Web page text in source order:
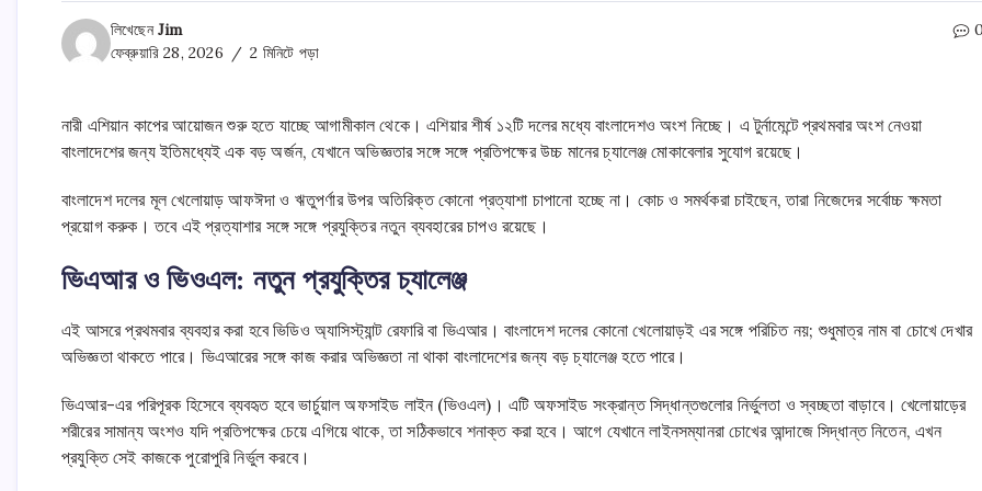
লিখেছেনJim
ফেব্রুয়ারি 28, 2026
2 মিনিটে পড়া
নারী এশিয়ান কাপের আয়োজন শুরু হতে যাচ্ছে আগামীকাল থেকে। এশিয়ার শীর্ষ ১২টি দলের মধ্যে বাংলাদেশও অংশ নিচ্ছে। এ টুর্নামেন্টে প্রথমবার অংশ নেওয়া
বাংলাদেশের জন্য ইতিমধ্যেই এক বড় অর্জন, যেখানে অভিজ্ঞতার সঙ্গে সঙ্গে প্রতিপক্ষের উচ্চ মানের চ্যালেঞ্জ মোকাবেলার সুযোগ রয়েছে।
বাংলাদেশ দলের মূল খেলোয়াড় আফঈদা ও ঋতুপর্ণার উপর অতিরিক্ত কোনো প্রত্যাশা চাপানো হচ্ছে না। কোচ ও সমর্থকরা চাইছেন, তারা নিজেদের সর্বোচ্চ ক্ষমতা
প্রয়োগ করুক। তবে এই প্রত্যাশার সঙ্গে সঙ্গে প্রযুক্তির নতুন ব্যবহারের চাপও রয়েছে।
ভিএআর ও ভিওএল: নতুন প্রযুক্তির চ্যালেঞ্জ
এই আসরে প্রথমবার ব্যবহার করা হবে ভিডিও অ্যাসিস্ট্যান্ট রেফারি বা ভিএআর। বাংলাদেশ দলের কোনো খেলোয়াড়ই এর সঙ্গে পরিচিত নয়; শুধুমাত্র নাম বা চোখে দেখার
অভিজ্ঞতা থাকতে পারে। ভিএআরের সঙ্গে কাজ করার অভিজ্ঞতা না থাকা বাংলাদেশের জন্য বড় চ্যালেঞ্জ হতে পারে।
ভিএআর-এর পরিপূরক হিসেবে ব্যবহৃত হবে ভার্চুয়াল অফসাইড লাইন (ভিওএল)। এটি অফসাইড সংক্রান্ত সিদ্ধান্তগুলোর নির্ভুলতা ও স্বচ্ছতা বাড়াবে। খেলোয়াড়ের
শরীরের সামান্য অংশও যদি প্রতিপক্ষের চেয়ে এগিয়ে থাকে, তা সঠিকভাবে শনাক্ত করা হবে। আগে যেখানে লাইনসম্যানরা চোখের আন্দাজে সিদ্ধান্ত নিতেন, এখন
প্রযুক্তি সেই কাজকে পুরোপুরি নির্ভুল করবে।